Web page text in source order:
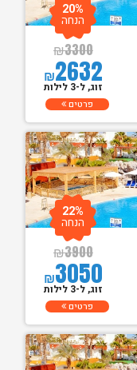
₪3300
₪2632
20%
הנחה
זוג, ל-3 לילות
פרטים
₪3900
₪3050
22%
הנחה
זוג, ל-3 לילות
פרטים